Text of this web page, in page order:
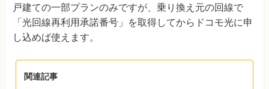
戸建ての一部プランのみですが、乗り換え元の回線で
「光回線再利用承諾番号」を取得してからドコモ光に申
し込めば使えます。
関連記事